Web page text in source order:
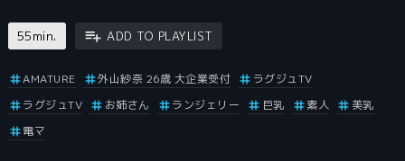
55min. ADD TO PLAYLIST
AMATURE 外山紗奈 26歳 大企業受付
ラグジュTV
ラグジュTV
お姉さん ランジェリー 巨乳 素人
美乳
電マ